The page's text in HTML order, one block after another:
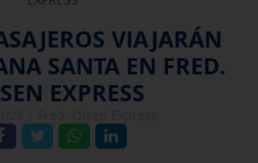
VIAJARÁN
SANTA EN FRED.
EXPRESS